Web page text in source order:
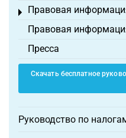
Правовая
Toggle menu
Правовая
Пресса
Скачать бесплатное
Руководство по